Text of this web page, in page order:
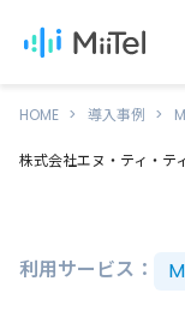
HOME 導入事例
株式会社エヌ・ティ・テ
利用サービス：